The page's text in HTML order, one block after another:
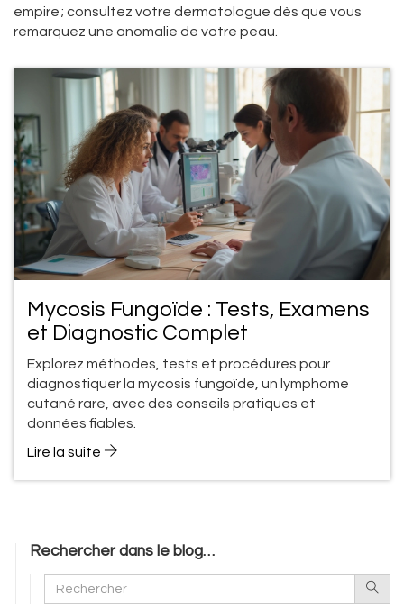
empire ; consultez votre dermatologue dès que vous
remarquez une anomalie de votre peau.
Mycosis Fungoïde : Tests, Examens
et Diagnostic Complet
Explorez méthodes, tests et procédures pour
diagnostiquer la mycosis fungoïde, un lymphome
cutané rare, avec des conseils pratiques et
données fiables.
Lire la suite
Rechercher dans le blog…